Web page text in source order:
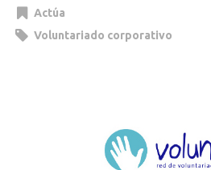
Actúa
Voluntariado corporativo